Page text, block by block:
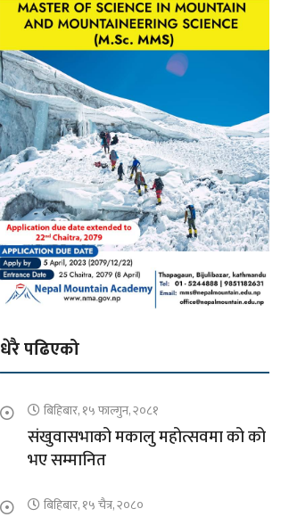
धेरै पढिएको
बिहिबार, १५ फाल्गुन, २०८१
संखुवासभाको मकालु महोत्सवमा को को
भए सम्मानित
बिहिबार, १५ चैत्र, २०८०